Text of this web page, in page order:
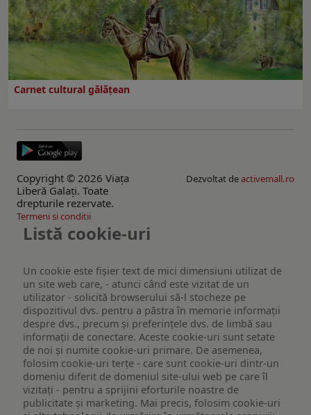
Carnet cultural gălăţean
Copyright © 2026 Viaţa
Liberă Galaţi. Toate
drepturile rezervate.
Dezvoltat deactivemall.ro
Termeni si conditii
Listă cookie-uri
Un cookie este fişier text de mici dimensiuni utilizat de
un site web care, - atunci când este vizitat de un
utilizator - solicită browserului să-l stocheze pe
dispozitivul dvs. pentru a păstra în memorie informații
despre dvs., precum și preferințele dvs. de limbă sau
informații de conectare. Aceste cookie-uri sunt setate
de noi și numite cookie-uri primare. De asemenea,
folosim cookie-uri terțe - care sunt cookie-uri dintr-un
domeniu diferit de domeniul site-ului web pe care îl
vizitați - pentru a sprijini eforturile noastre de
publicitate și marketing. Mai precis, folosim cookie-uri